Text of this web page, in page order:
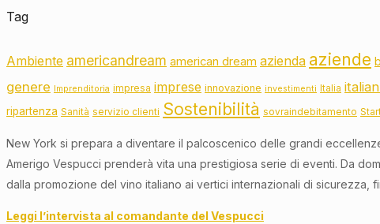
Tag
Ambiente americandream american dream azienda aziende
genere Imprenditoria impresa imprese innovazione investimenti Italia
ripartenza Sanità servizio clienti Sostenibilità sovraindebitamento
New York si prepara a diventare il palcoscenico delle grandi
Amerigo Vespucci prenderà vita una prestigiosa serie di eventi. Da
dalla promozione del vino italiano ai vertici internazionali di
Leggi l’intervista al comandante del Vespucci